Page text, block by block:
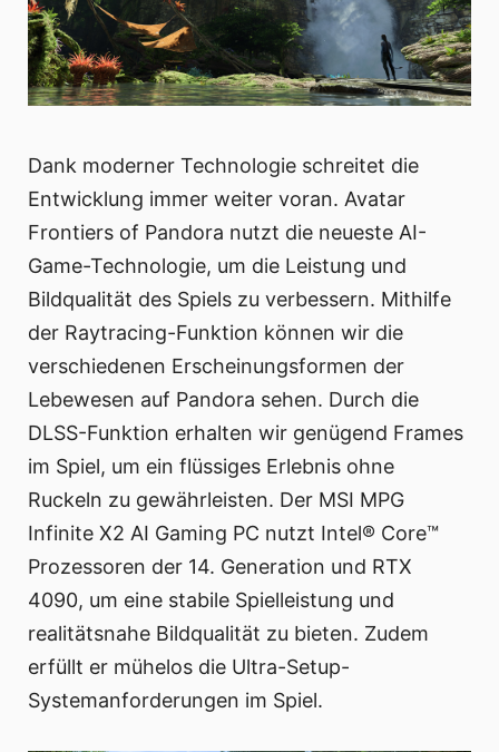
Dank moderner Technologie schreitet die
Entwicklung immer weiter voran. Avatar
Frontiers of Pandora nutzt die neueste AI-
Game-Technologie, um die Leistung und
Bildqualität des Spiels zu verbessern. Mithilfe
der Raytracing-Funktion können wir die
verschiedenen Erscheinungsformen der
Lebewesen auf Pandora sehen. Durch die
DLSS-Funktion erhalten wir genügend Frames
im Spiel, um ein flüssiges Erlebnis ohne
Ruckeln zu gewährleisten. Der MSI MPG
Infinite X2 AI Gaming PC nutzt Intel® Core™
Prozessoren der 14. Generation und RTX
4090, um eine stabile Spielleistung und
realitätsnahe Bildqualität zu bieten. Zudem
erfüllt er mühelos die Ultra-Setup-
Systemanforderungen im Spiel.